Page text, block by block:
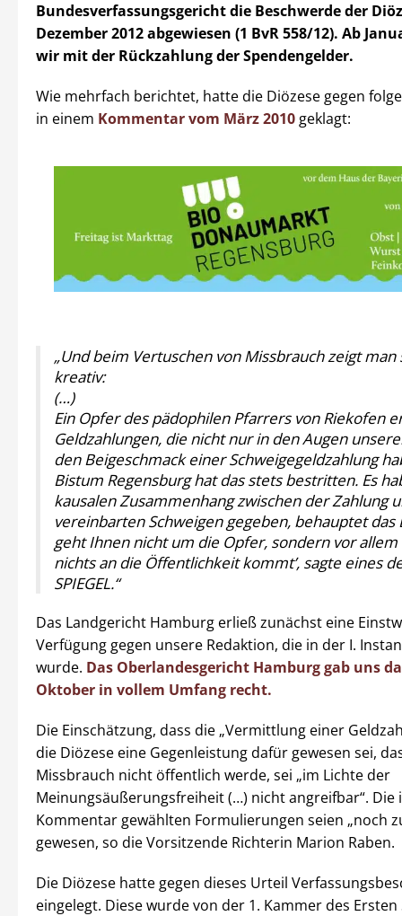
Bundesverfassungsgericht die Beschwerde der
Dezember 2012 abgewiesen (1 BvR 558/12). Ab
wir mit der Rückzahlung der Spendengelder.
Wie mehrfach berichtet, hatte die Diözese gegen
in einem Kommentar vom März 2010 geklagt:
„Und beim Vertuschen von Missbrauch zeigt
kreativ:
(…)
Ein Opfer des pädophilen Pfarrers von Riekofen
Geldzahlungen, die nicht nur in den Augen
den Beigeschmack einer Schweigegeldzahlung
Bistum Regensburg hat das stets bestritten. Es
kausalen Zusammenhang zwischen der Zahlung
vereinbarten Schweigen gegeben, behauptet das
geht Ihnen nicht um die Opfer, sondern vor allem
nichts an die Öffentlichkeit kommt’, sagte eines
SPIEGEL.“
Das Landgericht Hamburg erließ zunächst eine
Verfügung gegen unsere Redaktion, die in der I.
wurde. Das Oberlandesgericht Hamburg gab uns
Oktober in vollem Umfang recht.
Die Einschätzung, dass die „Vermittlung einer
die Diözese eine Gegenleistung dafür gewesen sei,
Missbrauch nicht öffentlich werde, sei „im Lichte der
Meinungsäußerungsfreiheit (…) nicht angreifbar“. Die
Kommentar gewählten Formulierungen seien „noch
gewesen, so die Vorsitzende Richterin Marion Raben.
Die Diözese hatte gegen dieses Urteil
eingelegt. Diese wurde von der 1. Kammer des